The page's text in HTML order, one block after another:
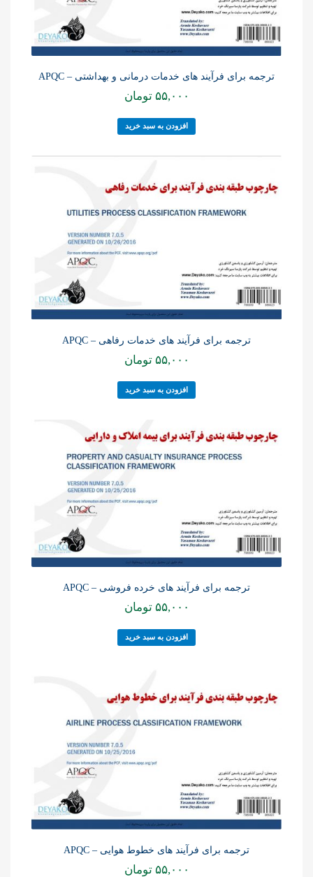
ترجمه برای فرآیند های خدمات درمانی و بهداشتی – APQC
۵۵,۰۰۰ تومان
افزودن به سبد خرید
ترجمه برای فرآیند های خدمات رفاهی – APQC
۵۵,۰۰۰ تومان
افزودن به سبد خرید
ترجمه برای فرآیند های خرده فروشی – APQC
۵۵,۰۰۰ تومان
افزودن به سبد خرید
ترجمه برای فرآیند های خطوط هوایی – APQC
۵۵,۰۰۰ تومان